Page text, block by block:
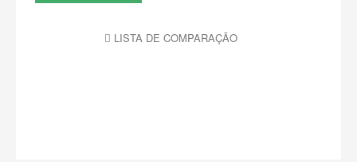
LISTA DE COMPARAÇÃO